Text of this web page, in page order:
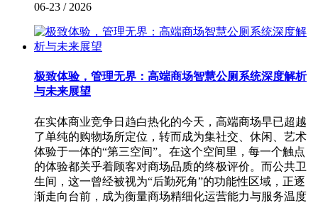
06-23 / 2026
极致体验，管理无界：高端商场智慧公厕系统深度解析
与未来展望
在实体商业竞争日趋白热化的今天，高端商场早已超越
了单纯的购物场所定位，转而成为集社交、休闲、艺术
体验于一体的“第三空间”。在这个空间里，每一个触点
的体验都关乎着顾客对商场品质的终极评价。而公共卫
生间，这一曾经被视为“后勤死角”的功能性区域，正逐
渐走向台前，成为衡量商场精细化运营能力与服务温度